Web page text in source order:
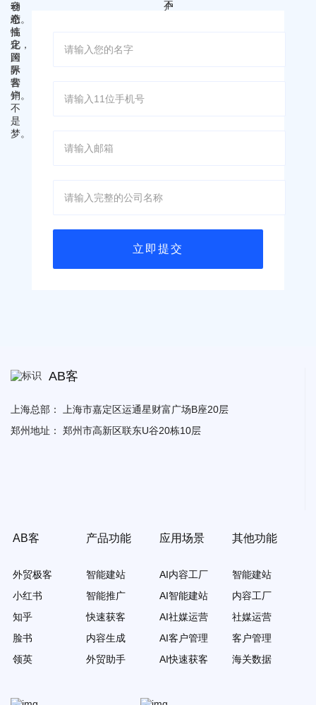
AB客
上海总部：
上海市嘉定区运通星财富广场B座20层
郑州地址：
郑州市高新区联东U谷20栋10层
AB客
外贸极客
小红书
知乎
脸书
领英
产品功能
智能建站
智能推广
快速获客
内容生成
外贸助手
应用场景
AI内容工厂
AI智能建站
AI社媒运营
AI客户管理
AI快速获客
其他功能
智能建站
内容工厂
社媒运营
客户管理
海关数据